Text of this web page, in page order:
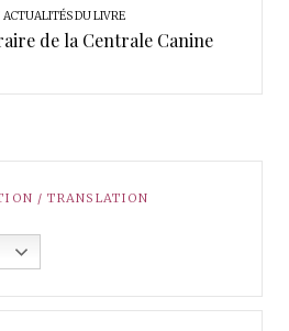
ACTUALITÉS DU LIVRE
de la Centrale Canine
/ TRANSLATION